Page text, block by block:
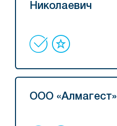
Николаевич
ООО «Алмагест»